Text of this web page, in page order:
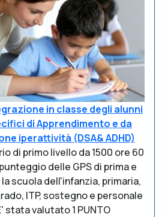
in classe degli alunni
di Apprendimento e da
iperattività (DSA& ADHD)
di primo livello da 1500 ore 60
delle GPS di prima e
scuola dell'infanzia, primaria,
ITP, sostegno e personale
stata valutato 1 PUNTO